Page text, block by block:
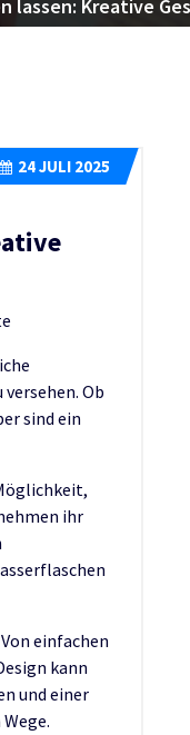
lassen: Kreative
24JULI 2025
Ob
sind ein
ihr
einfachen
kann
und einer